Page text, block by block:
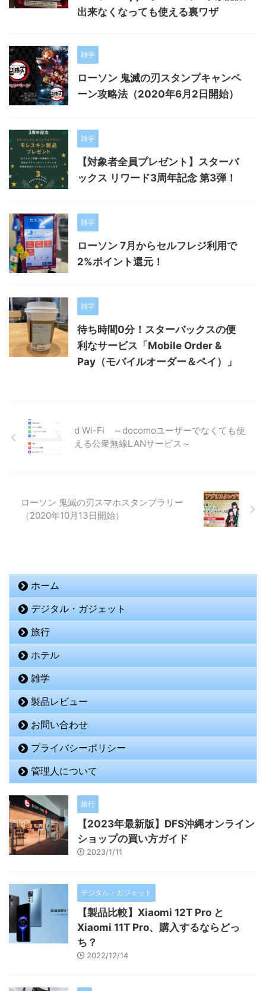
出来なくなっても使える裏ワザ
雑学
ローソン 鬼滅の刃スタンプキャンペ
ーン攻略法（2020年6月2日開始）
雑学
【対象者全員プレゼント】スターバ
ックス リワード3周年記念 第3弾！
雑学
ローソン 7月からセルフレジ利用で
2%ポイント還元！
雑学
待ち時間0分！スターバックスの便
利なサービス「Mobile Order &
Pay（モバイルオーダー＆ペイ）」
d Wi-Fi ～docomoユーザーでなくても使
える公衆無線LANサービス～
ローソン 鬼滅の刃スマホスタンプラリー
（2020年10月13日開始）
ホーム
デジタル・ガジェット
旅行
ホテル
雑学
製品レビュー
お問い合わせ
プライバシーポリシー
管理人について
旅行
【2023年最新版】DFS沖縄オンライン
ショップの買い方ガイド
2023/1/11
デジタル・ガジェット
【製品比較】Xiaomi 12T Pro と
Xiaomi 11T Pro、購入するならどっ
ち？
2022/12/14